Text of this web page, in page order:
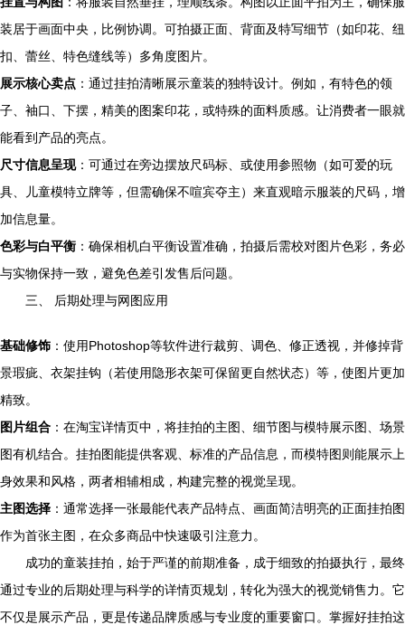
装居于画面中央，比例协调。可拍摄正面、背面及特写细节（如印花、纽
扣、蕾丝、特色缝线等）多角度图片。
展示核心卖点 ：通过挂拍清晰展示童装的独特设计。例如，有特色的领
子、袖口、下摆，精美的图案印花，或特殊的面料质感。让消费者一眼就
能看到产品的亮点。
尺寸信息呈现：可通过在旁边摆放尺码标、或使用参照物（如可爱的玩
具、儿童模特立牌等，但需确保不喧宾夺主）来直观暗示服装的尺码，增
加信息量。
色彩与白平衡 ：确保相机白平衡设置准确，拍摄后需校对图片色彩，务必
与实物保持一致，避免色差引发售后问题。
三、 后期处理与网图应用
基础修饰 ：使用Photoshop等软件进行裁剪、调色、修正透视，并修掉背
景瑕疵、衣架挂钩（若使用隐形衣架可保留更自然状态）等，使图片更加
精致。
图片组合 ：在淘宝详情页中，将挂拍的主图、细节图与模特展示图、场景
图有机结合。挂拍图能提供客观、标准的产品信息，而模特图则能展示上
身效果和风格，两者相辅相成，构建完整的视觉呈现。
主图选择 ：通常选择一张最能代表产品特点、画面简洁明亮的正面挂拍图
作为首张主图，在众多商品中快速吸引注意力。
成功的童装挂拍，始于严谨的前期准备，成于细致的拍摄执行，最终
通过专业的后期处理与科学的详情页规划，转化为强大的视觉销售力。它
不仅是展示产品，更是传递品牌质感与专业度的重要窗口。掌握好挂拍这